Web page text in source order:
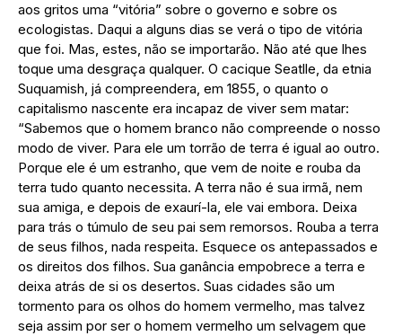
aos gritos uma “vitória” sobre o governo e sobre os
ecologistas. Daqui a alguns dias se verá o tipo de vitória
que foi. Mas, estes, não se importarão. Não até que lhes
toque uma desgraça qualquer. O cacique Seatlle, da etnia
Suquamish, já compreendera, em 1855, o quanto o
capitalismo nascente era incapaz de viver sem matar:
“Sabemos que o homem branco não compreende o nosso
modo de viver. Para ele um torrão de terra é igual ao outro.
Porque ele é um estranho, que vem de noite e rouba da
terra tudo quanto necessita. A terra não é sua irmã, nem
sua amiga, e depois de exaurí-la, ele vai embora. Deixa
para trás o túmulo de seu pai sem remorsos. Rouba a terra
de seus filhos, nada respeita. Esquece os antepassados e
os direitos dos filhos. Sua ganância empobrece a terra e
deixa atrás de si os desertos. Suas cidades são um
tormento para os olhos do homem vermelho, mas talvez
seja assim por ser o homem vermelho um selvagem que